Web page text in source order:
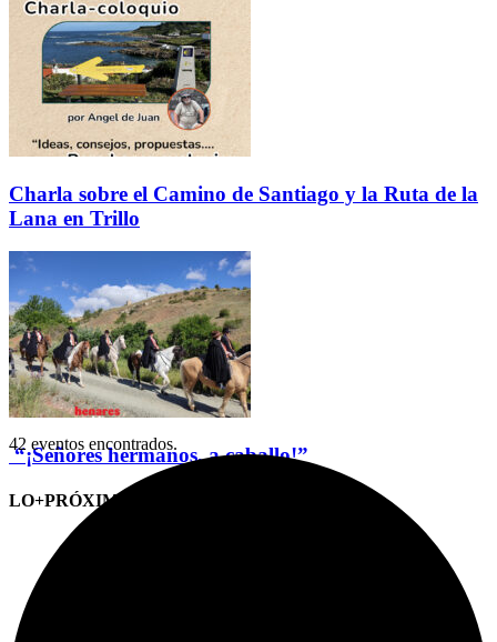
Charla sobre el Camino de Santiago y la Ruta de la
Lana en Trillo
“¡Señores hermanos, a caballo!”
LO+PRÓXIMO (CITAS)
42 eventos encontrados.